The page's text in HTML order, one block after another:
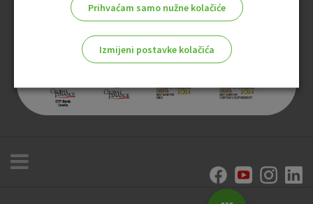
Prihvaćam samo nužne kolačiće
Izmijeni postavke kolačića
Nužni kolačići